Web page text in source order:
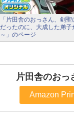
「片田舎のおっさん、剣
だったのに、大成した弟
～」のページ
片田舎のおっ
Amazon